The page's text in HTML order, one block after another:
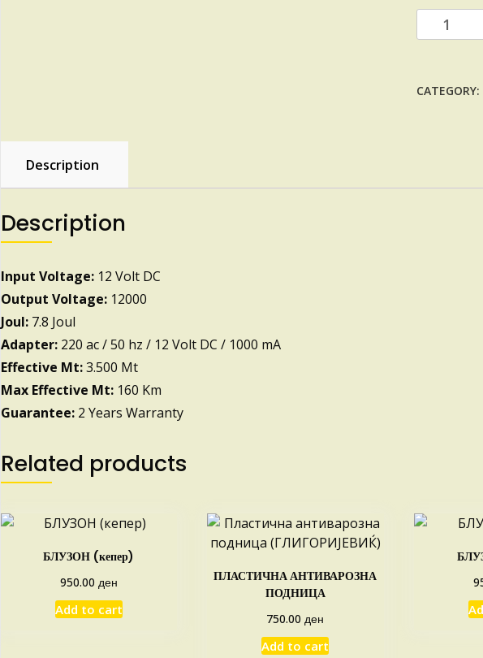
Инвертер
БЕКЧИ
CATEGORY:
Description
Description
Input Voltage:12 Volt DC
Output Voltage:12000
Joul:7.8 Joul
Adapter:220 ac / 50 hz / 12 Volt DC / 1000 mA
Effective Mt:3.500 Mt
Max Effective Mt:160 Km
Guarantee:2 Years Warranty
Related products
БЛУЗОН (кепер)
950.00 ден
Add to cart
ПЛАСТИЧНА АНТИВАРОЗНА
ПОДНИЦА
750.00ден
Add to cart